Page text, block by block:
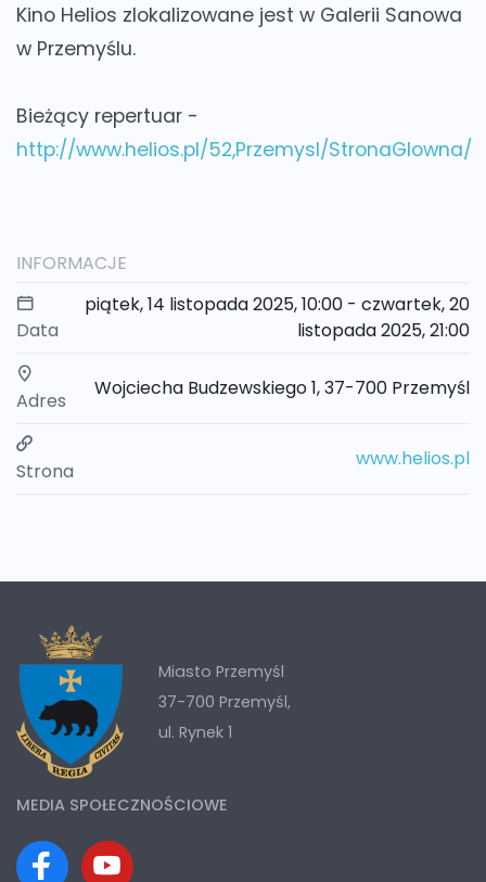
Kino Helios zlokalizowane jest w Galerii Sanowa
w Przemyślu.
Bieżący repertuar -
http://www.helios.pl/52,Przemysl/StronaGlowna/
INFORMACJE
Data
piątek, 14 listopada 2025, 10:00 - czwartek, 20
listopada 2025, 21:00
Adres
Wojciecha Budzewskiego 1, 37-700 Przemyśl
Strona
www.helios.pl
Miasto Przemyśl
37-700 Przemyśl,
ul. Rynek 1
MEDIA SPOŁECZNOŚCIOWE